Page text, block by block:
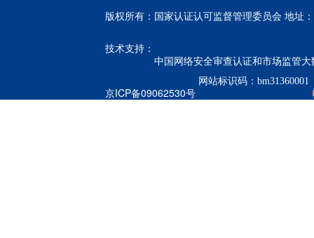
版权所有：国家认证认可监督管理委员会 地址
技术支持： 中国网络安全审查认证和市场监管
京ICP备09062530号 网站标识码：bm31360001